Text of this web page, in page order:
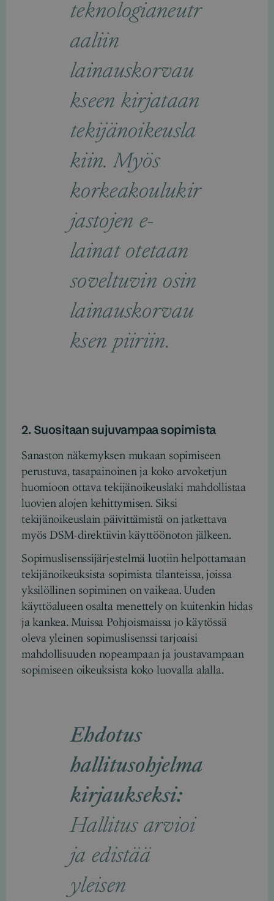
teknologianeutr
aaliin
lainauskorvau
kseen kirjataan
tekijänoikeusla
kiin. Myös
korkeakoulukir
jastojen e-
lainat otetaan
soveltuvin osin
lainauskorvau
ksen piiriin.
2. Suositaan sujuvampaa sopimista
Sanaston näkemyksen mukaan sopimiseen
perustuva, tasapainoinen ja koko arvoketjun
huomioon ottava tekijänoikeuslaki mahdollistaa
luovien alojen kehittymisen. Siksi
tekijänoikeuslain päivittämistä on jatkettava
myös DSM-direktiivin käyttöönoton jälkeen.
Sopimuslisenssijärjestelmä luotiin helpottamaan
tekijänoikeuksista sopimista tilanteissa, joissa
yksilöllinen sopiminen on vaikeaa. Uuden
käyttöalueen osalta menettely on kuitenkin hidas
ja kankea. Muissa Pohjoismaissa jo käytössä
oleva yleinen sopimuslisenssi tarjoaisi
mahdollisuuden nopeampaan ja joustavampaan
sopimiseen oikeuksista koko luovalla alalla.
Ehdotus
hallitusohjelma
kirjaukseksi:
Hallitus arvioi
ja edistää
yleisen